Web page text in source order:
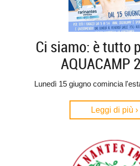
Ci siamo: è tutto
AQUACAMP
Lunedì 15 giugno comincia
Leggi di più ›